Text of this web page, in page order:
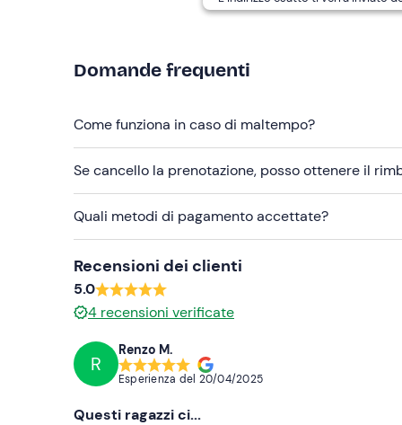
Scarpe da ginnastica (da bagnare)
Cambio di vestiti
Occorrente per la doccia
Domande frequenti
Come funziona in caso di maltempo?
Se cancello la prenotazione, posso ottenere il
Quali metodi di pagamento accettate?
Recensioni dei clienti
5.0
4 recensioni verificate
R
Renzo M.
Esperienza del 20/04/2025
Questi ragazzi ci...